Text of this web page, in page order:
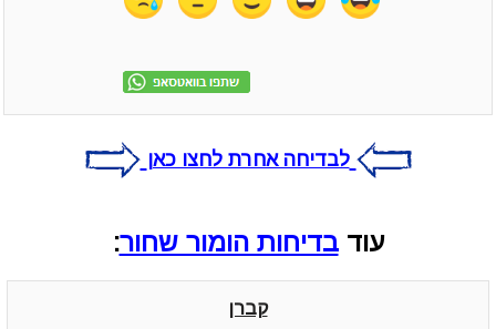
לבדיחה אחרת לחצו כאן
עוד בדיחות הומור שחור:
קברן